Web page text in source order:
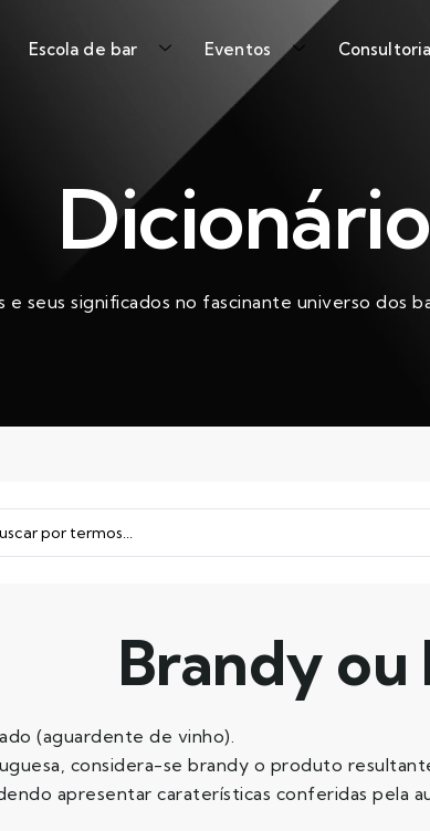
Escola de bar Eventos Consultoria
seus significados no fascinante universo dos
Brandy ou
(aguardente de vinho).
considera-se brandy o produto
apresentar caraterísticas conferidas pela